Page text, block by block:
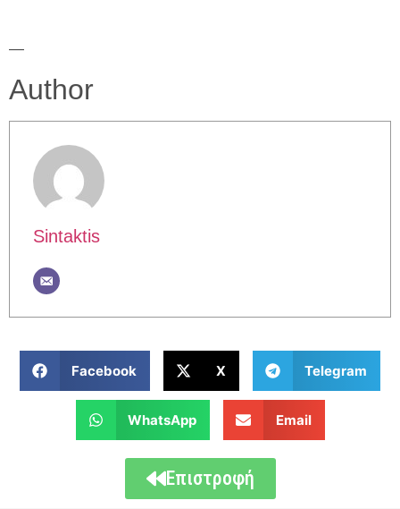
—
Author
Sintaktis
Facebook X Telegram
WhatsApp Email
Επιστροφή